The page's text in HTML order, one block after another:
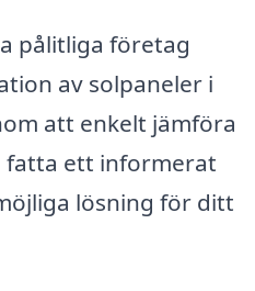
pålitliga företag
av solpaneler i
att enkelt jämföra
fatta ett informerat
lösning för ditt